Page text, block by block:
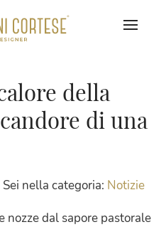
della
di una
nella categoria: Notizie
nozze dal sapore pastorale